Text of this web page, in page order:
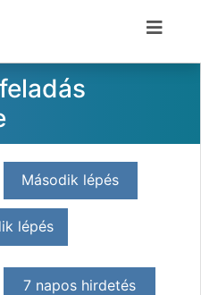
Második lépés
lépés
7 napos hirdetés